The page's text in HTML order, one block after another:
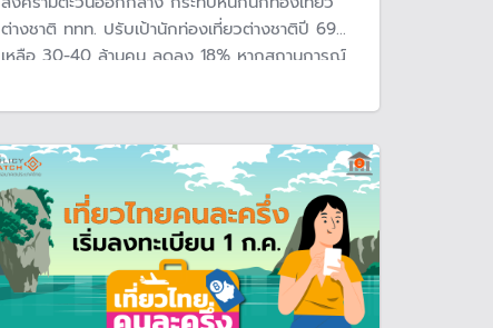
ต่างชาติ ททท. ปรับเป้านักท่องเที่ยวต่างชาติปี 69
เหลือ 30-40 ล้านคน ลดลง 18% หากสถานการณ์
เที่ยวในตลาดเอเชียและท่องเที่ยวภายในประเทศ